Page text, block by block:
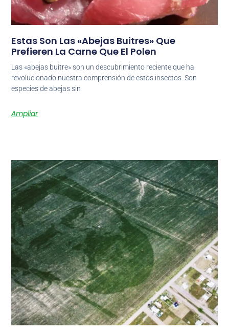
Estas Son Las «abejas Buitres» Que
Prefieren La Carne Que El Polen
Las «abejas buitre» son un descubrimiento reciente que ha
revolucionado nuestra comprensión de estos insectos. Son
especies de abejas sin
Ampliar